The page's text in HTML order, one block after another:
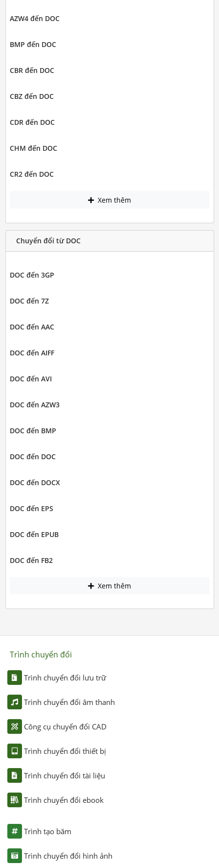
AZW4 đến DOC
BMP đến DOC
CBR đến DOC
CBZ đến DOC
CDR đến DOC
CHM đến DOC
CR2 đến DOC
Xem thêm
Chuyển đổi từ DOC
DOC đến 3GP
DOC đến 7Z
DOC đến AAC
DOC đến AIFF
DOC đến AVI
DOC đến AZW3
DOC đến BMP
DOC đến DOC
DOC đến DOCX
DOC đến EPS
DOC đến EPUB
DOC đến FB2
Xem thêm
Trình chuyển đổi
Trình chuyển đổi lưu trữ
Trình chuyển đổi âm thanh
Công cụ chuyển đổi CAD
Trình chuyển đổi thiết bị
Trình chuyển đổi tài liệu
Trình chuyển đổi ebook
Trình tạo băm
Trình chuyển đổi hình ảnh